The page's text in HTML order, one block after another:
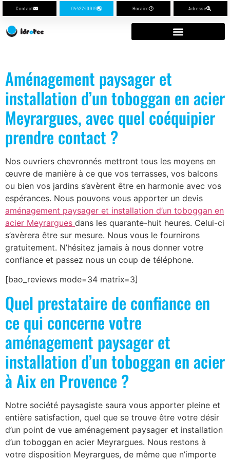
Contact 0442240919 Horaire Adresse
Aménagement paysager et
installation d’un toboggan en acier
Meyrargues, avec quel coéquipier
prendre contact ?
Nos ouvriers chevronnés mettront tous les moyens en
œuvre de manière à ce que vos terrasses, vos balcons
ou bien vos jardins s’avèrent être en harmonie avec vos
espérances. Nous pouvons vous apporter un devis
aménagement paysager et installation d’un toboggan en
acier Meyrargues dans les quarante-huit heures. Celui-ci
s’avèrera être sur mesure. Nous vous le fournirons
gratuitement. N’hésitez jamais à nous donner votre
confiance et passez nous un coup de téléphone.
[bao_reviews mode=34 matrix=3]
Quel prestataire de confiance en
ce qui concerne votre
aménagement paysager et
installation d’un toboggan en acier
à Aix en Provence ?
Notre société paysagiste saura vous apporter pleine et
entière satisfaction, quel que se trouve être votre désir
d’un point de vue aménagement paysager et installation
d’un toboggan en acier Meyrargues. Nous restons à
votre disposition Meyrargues, de même que n’importe